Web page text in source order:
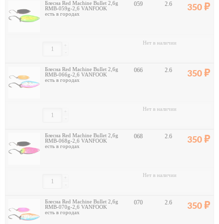
Блесна Red Machine Bullet 2,6g
RMB-059g-2,6 VANFOOK
есть в городах
059 2.6 350
-
+ Нет в наличии
Блесна Red Machine Bullet 2,6g
RMB-066g-2,6 VANFOOK
есть в городах
066 2.6 350
-
+ Нет в наличии
Блесна Red Machine Bullet 2,6g
RMB-068g-2,6 VANFOOK
есть в городах
068 2.6 350
-
+ Нет в наличии
Блесна Red Machine Bullet 2,6g
RMB-070g-2,6 VANFOOK
есть в городах
070 2.6 350